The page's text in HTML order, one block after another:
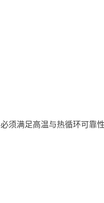
须满足高温与热循环可靠性